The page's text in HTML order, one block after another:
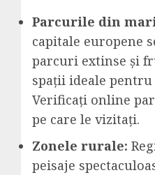
Parcurile din
capitale europene
parcuri extinse și
spații ideale pentru
Verificați online
pe care le vizitați.
Zonele rurale:
peisaje